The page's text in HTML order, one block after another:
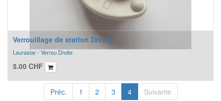
Verrouillage de station Droite
Laurastar - Verrou Droite
5.00 CHF
Préc. 1 2 3 4 Suivante